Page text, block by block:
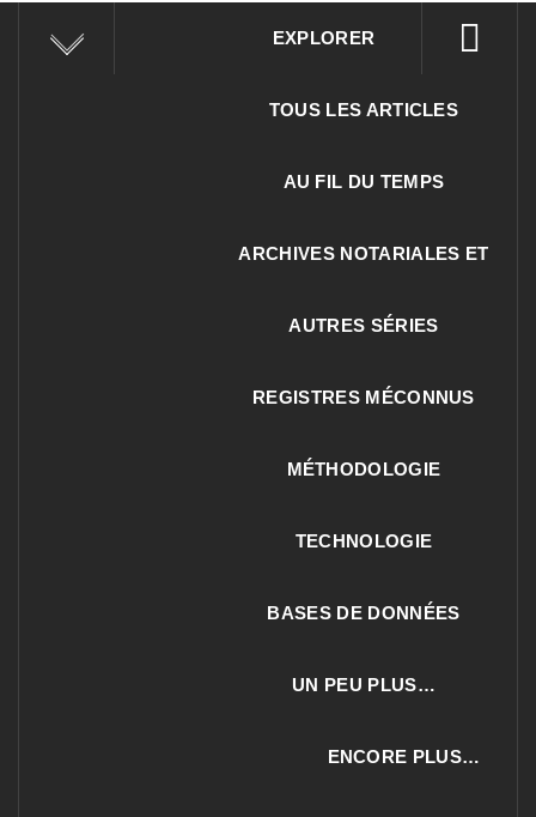
EXPLORER
TOUS LES ARTICLES
AU FIL DU TEMPS
ARCHIVES NOTARIALES ET
AUTRES SÉRIES
REGISTRES MÉCONNUS
MÉTHODOLOGIE
TECHNOLOGIE
BASES DE DONNÉES
UN PEU PLUS…
ENCORE PLUS…